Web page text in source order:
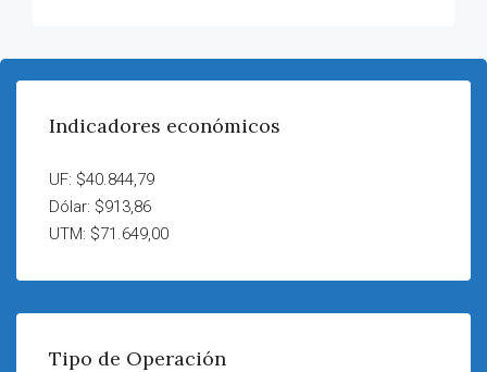
Indicadores económicos
UF: $40.844,79
Dólar: $913,86
UTM: $71.649,00
Tipo de Operación